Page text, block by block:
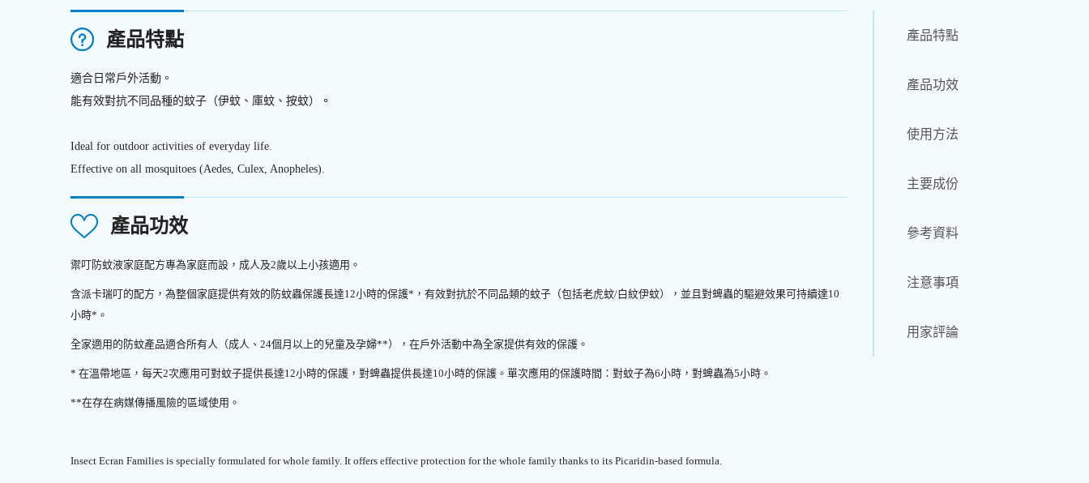
產品特點
適合日常戶外活動。
能有效對抗不同品種的蚊子（伊蚊、庫蚊、按蚊）
。
Ideal for outdoor activities of everyday life.
Effective on all mosquitoes (Aedes, Culex, Anopheles).
產品功效
禦叮防蚊液家庭配方專為家庭而設，成人及2歲以上小孩適用。
含派卡瑞叮的配方，為整個家庭提供有效的防蚊蟲保護長達12小時的保護*，有效對抗於不同品類的蚊子（包括老虎蚊/白紋伊蚊），並且對蜱蟲的驅避效果可持續達10
小時*。
全家適用的防蚊產品適合所有人（成人、24個月以上的兒童及孕婦**），在戶外活動中為全家提供有效的保護。
* 在溫帶地區，每天2次應用可對蚊子提供長達12小時的保護，對蜱蟲提供長達10小時的保護。單次應用的保護時間：對蚊子為6小時，對蜱蟲為5小時。
**在存在病媒傳播風險的區域使用。
Insect Ecran Families is specially formulated for whole family. It offers effective protection for the whole family thanks to its Picaridin-based formula.
產品特點
產品功效
使用方法
主要成份
參考資料
注意事項
用家評論